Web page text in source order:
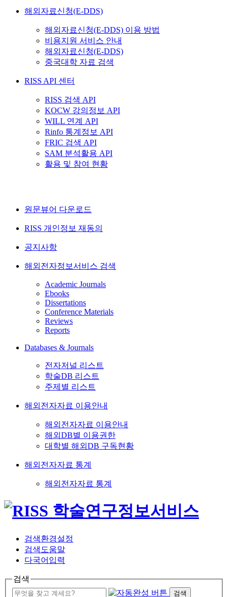
해외자료신청(E-DDS)
해외자료신청(E-DDS) 이용 방법
비용지원 서비스 안내
해외자료신청(E-DDS)
중국대학 자료 검색
RISS API 센터
RISS 검색 API
KOCW 강의정보 API
WILL 연계 API
Rinfo 통계정보 API
FRIC 검색 API
SAM 분석활용 API
활용 및 참여 현황
원문뷰어 다운로드
RISS 개인정보 재동의
공지사항
해외전자정보서비스 검색
Academic Journals
Ebooks
Dissertations
Conference Materials
Reviews
Reports
Databases & Journals
전자저널 리스트
학술DB 리스트
주제별 리스트
해외전자자료 이용안내
해외전자자료 이용안내
해외DB별 이용권한
대학별 해외DB 구독현황
해외전자자료 통계
해외전자자료 통계
검색환경설정
검색도움말
다국어입력
검색
검색